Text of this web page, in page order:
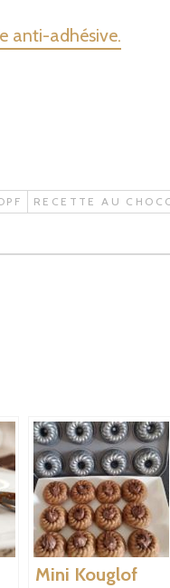
anti-adhésive.
RECETTE AU
Mini Kouglof